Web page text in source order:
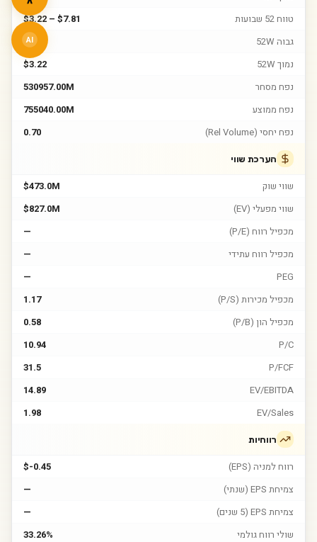
טווח 52 שבועות
$3.22 – $7.81
גבוה 52W
$7.81
נמוך 52W
$3.22
נפח מסחר
530957.00M
נפח ממוצע
755040.00M
נפח יחסי (Rel Volume)
0.70
הערכת שווי
שווי שוק
$473.0M
שווי מפעלי (EV)
$827.0M
מכפיל רווח (P/E)
—
מכפיל רווח עתידי
—
PEG
—
מכפיל מכירות (P/S)
1.17
מכפיל הון (P/B)
0.58
P/C
10.94
P/FCF
31.5
EV/EBITDA
14.89
EV/Sales
1.98
רווחיות
רווח למניה (EPS)
$-0.45
צמיחת EPS (שנתי)
—
צמיחת EPS (5 שנים)
—
שולי רווח גולמי
33.26%
AI